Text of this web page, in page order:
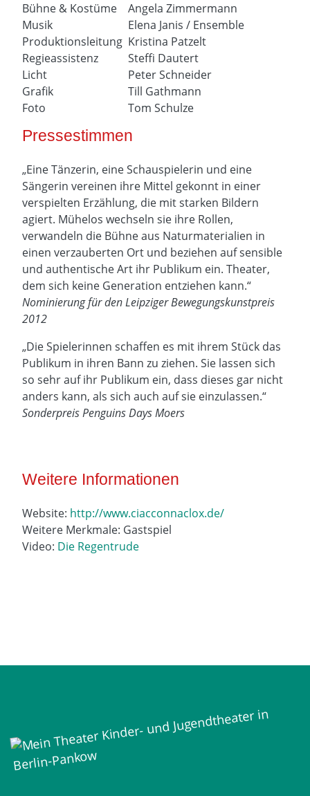
Bühne & Kostüme
Angela Zimmermann
Musik
Elena Janis / Ensemble
Produktionsleitung Kristina Patzelt
Regieassistenz
Steffi Dautert
Licht
Peter Schneider
Grafik
Till Gathmann
Foto
Tom Schulze
Pressestimmen
„Eine Tänzerin, eine Schauspielerin und eine
Sängerin vereinen ihre Mittel gekonnt in einer
verspielten Erzählung, die mit starken Bildern
agiert. Mühelos wechseln sie ihre Rollen,
verwandeln die Bühne aus Naturmaterialien in
einen verzauberten Ort und beziehen auf sensible
und authentische Art ihr Publikum ein. Theater,
dem sich keine Generation entziehen kann.“
Nominierung für den Leipziger Bewegungskunstpreis
2012
„Die Spielerinnen schaffen es mit ihrem Stück das
Publikum in ihren Bann zu ziehen. Sie lassen sich
so sehr auf ihr Publikum ein, dass dieses gar nicht
anders kann, als sich auch auf sie einzulassen.“
Sonderpreis Penguins Days Moers
Weitere Informationen
Website: http://www.ciacconnaclox.de/
Weitere Merkmale: Gastspiel
Video: Die Regentrude
Mein Theater